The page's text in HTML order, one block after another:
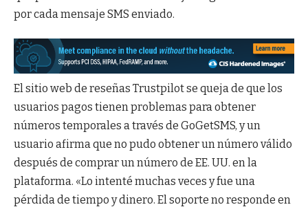
por cada mensaje SMS enviado.
El sitio web de reseñas Trustpilot se queja de que los
usuarios pagos tienen problemas para obtener
números temporales a través de GoGetSMS, y un
usuario afirma que no pudo obtener un número válido
después de comprar un número de EE. UU. en la
plataforma. «Lo intenté muchas veces y fue una
pérdida de tiempo y dinero. El soporte no responde en